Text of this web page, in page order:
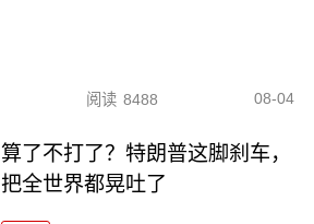
阅读 8488 08-04
算了不打了？特朗普这脚刹车，
把全世界都晃吐了